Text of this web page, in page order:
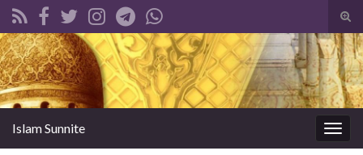
Search for:
Islam Sunnite